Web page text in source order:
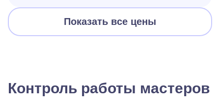
Показать все цены
Контроль работы мастеров